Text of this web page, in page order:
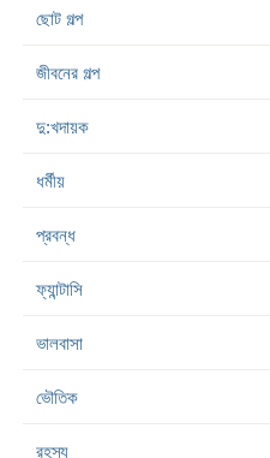
ছোট গল্প
জীবনের গল্প
দু:খদায়ক
ধর্মীয়
প্রবন্ধ
ফ্যান্টাসি
ভালবাসা
ভৌতিক
রহস্য